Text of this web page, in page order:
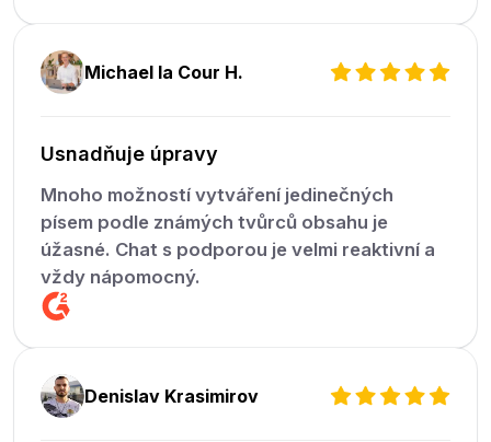
Michael la Cour H.
Usnadňuje úpravy
Mnoho možností vytváření jedinečných
písem podle známých tvůrců obsahu je
úžasné. Chat s podporou je velmi reaktivní a
vždy nápomocný.
Denislav Krasimirov